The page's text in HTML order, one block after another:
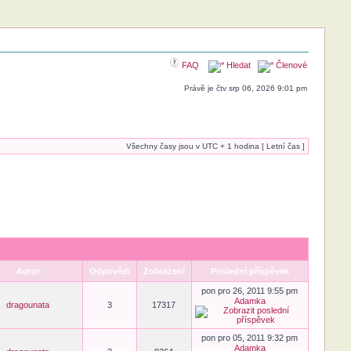
FAQ Hledat Členové
Právě je čtv srp 06, 2026 9:01 pm
Všechny časy jsou v UTC + 1 hodina [ Letní čas ]
Autor Odpovědi Zobrazení Poslední příspěvek
dragounata 3 17317
pon pro 26, 2011 9:55 pm
Adamka
pon pro 05, 2011 9:32 pm
Adamka